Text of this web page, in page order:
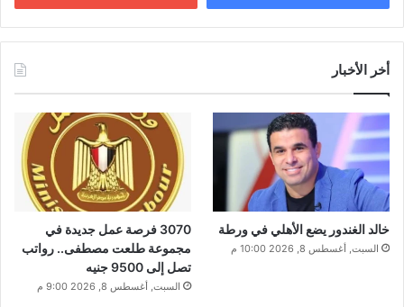
أخر الأخبار
خالد الغندور يضع الأهلي في ورطة
السبت, أغسطس 8, 2026 10:00 م
3070 فرصة عمل جديدة في
مجموعة طلعت مصطفى.. رواتب
تصل إلى 9500 جنيه
السبت, أغسطس 8, 2026 9:00 م